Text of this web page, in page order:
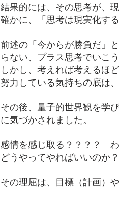
結果的には、その思考が、現
確かに、「思考は現実化する
前述の「今からが勝負だ」
らない、プラス思考でいこ
しかし、考えれば考えるほ
努力している気持ちの底は
その後、量子的世界観を学
に気づかされました。
感情を感じ取る？？？？　
どうやってやればいいのか
その理屈は、目標（計画）